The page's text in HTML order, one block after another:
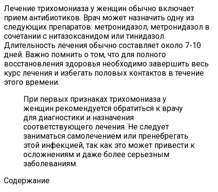
Лечение трихомониаза у женщин обычно включает
прием антибиотиков. Врач может назначить одну из
следующих препаратов: метронидазол, метронидазол в
сочетании с нитазоксанидом или тинидазол.
Длительность лечения обычно составляет около 7-10
дней. Важно помнить о том, что для полного
восстановления здоровья необходимо завершить весь
курс лечения и избегать половых контактов в течение
этого времени.
При первых признаках трихомониаза у
женщин рекомендуется обратиться к врачу
для диагностики и назначения
соответствующего лечения. Не следует
заниматься самолечением или пренебрегать
этой инфекцией, так как это может привести к
осложнениям и даже более серьезным
заболеваниям.
Содержание